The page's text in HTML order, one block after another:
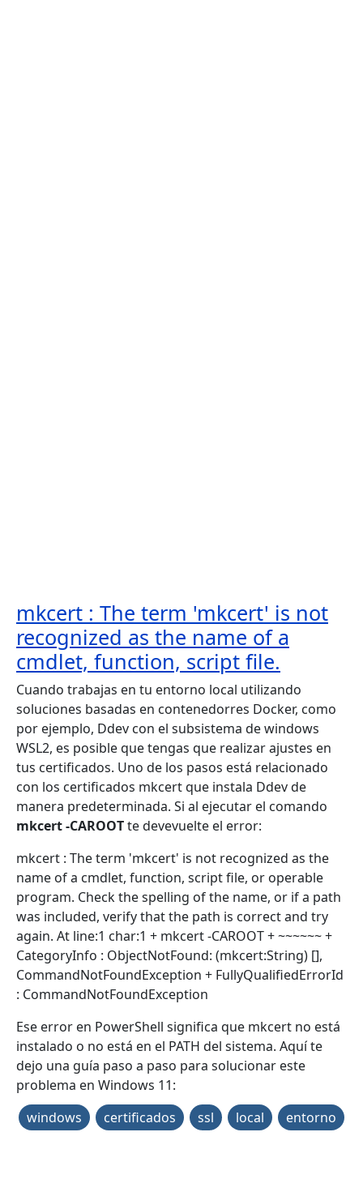
mkcert : The term 'mkcert' is not
recognized as the name of a
cmdlet, function, script file.
Cuando trabajas en tu entorno local utilizando
soluciones basadas en contenedorres Docker, como
por ejemplo, Ddev con el subsistema de windows
WSL2, es posible que tengas que realizar ajustes en
tus certificados. Uno de los pasos está relacionado
con los certificados mkcert que instala Ddev de
manera predeterminada. Si al ejecutar el comando
mkcert -CAROOTte devevuelte el error:
mkcert : The term 'mkcert' is not recognized as the
name of a cmdlet, function, script file, or operable
program. Check the spelling of the name, or if a path
was included, verify that the path is correct and try
again. At line:1 char:1 + mkcert -CAROOT + ~~~~~~ +
CategoryInfo : ObjectNotFound: (mkcert:String) [],
CommandNotFoundException + FullyQualifiedErrorId
: CommandNotFoundException
Ese error en PowerShell significa que mkcert no está
instalado o no está en el PATH del sistema. Aquí te
dejo una guía paso a paso para solucionar este
problema en Windows 11:
windows
certificados ssl local entorno